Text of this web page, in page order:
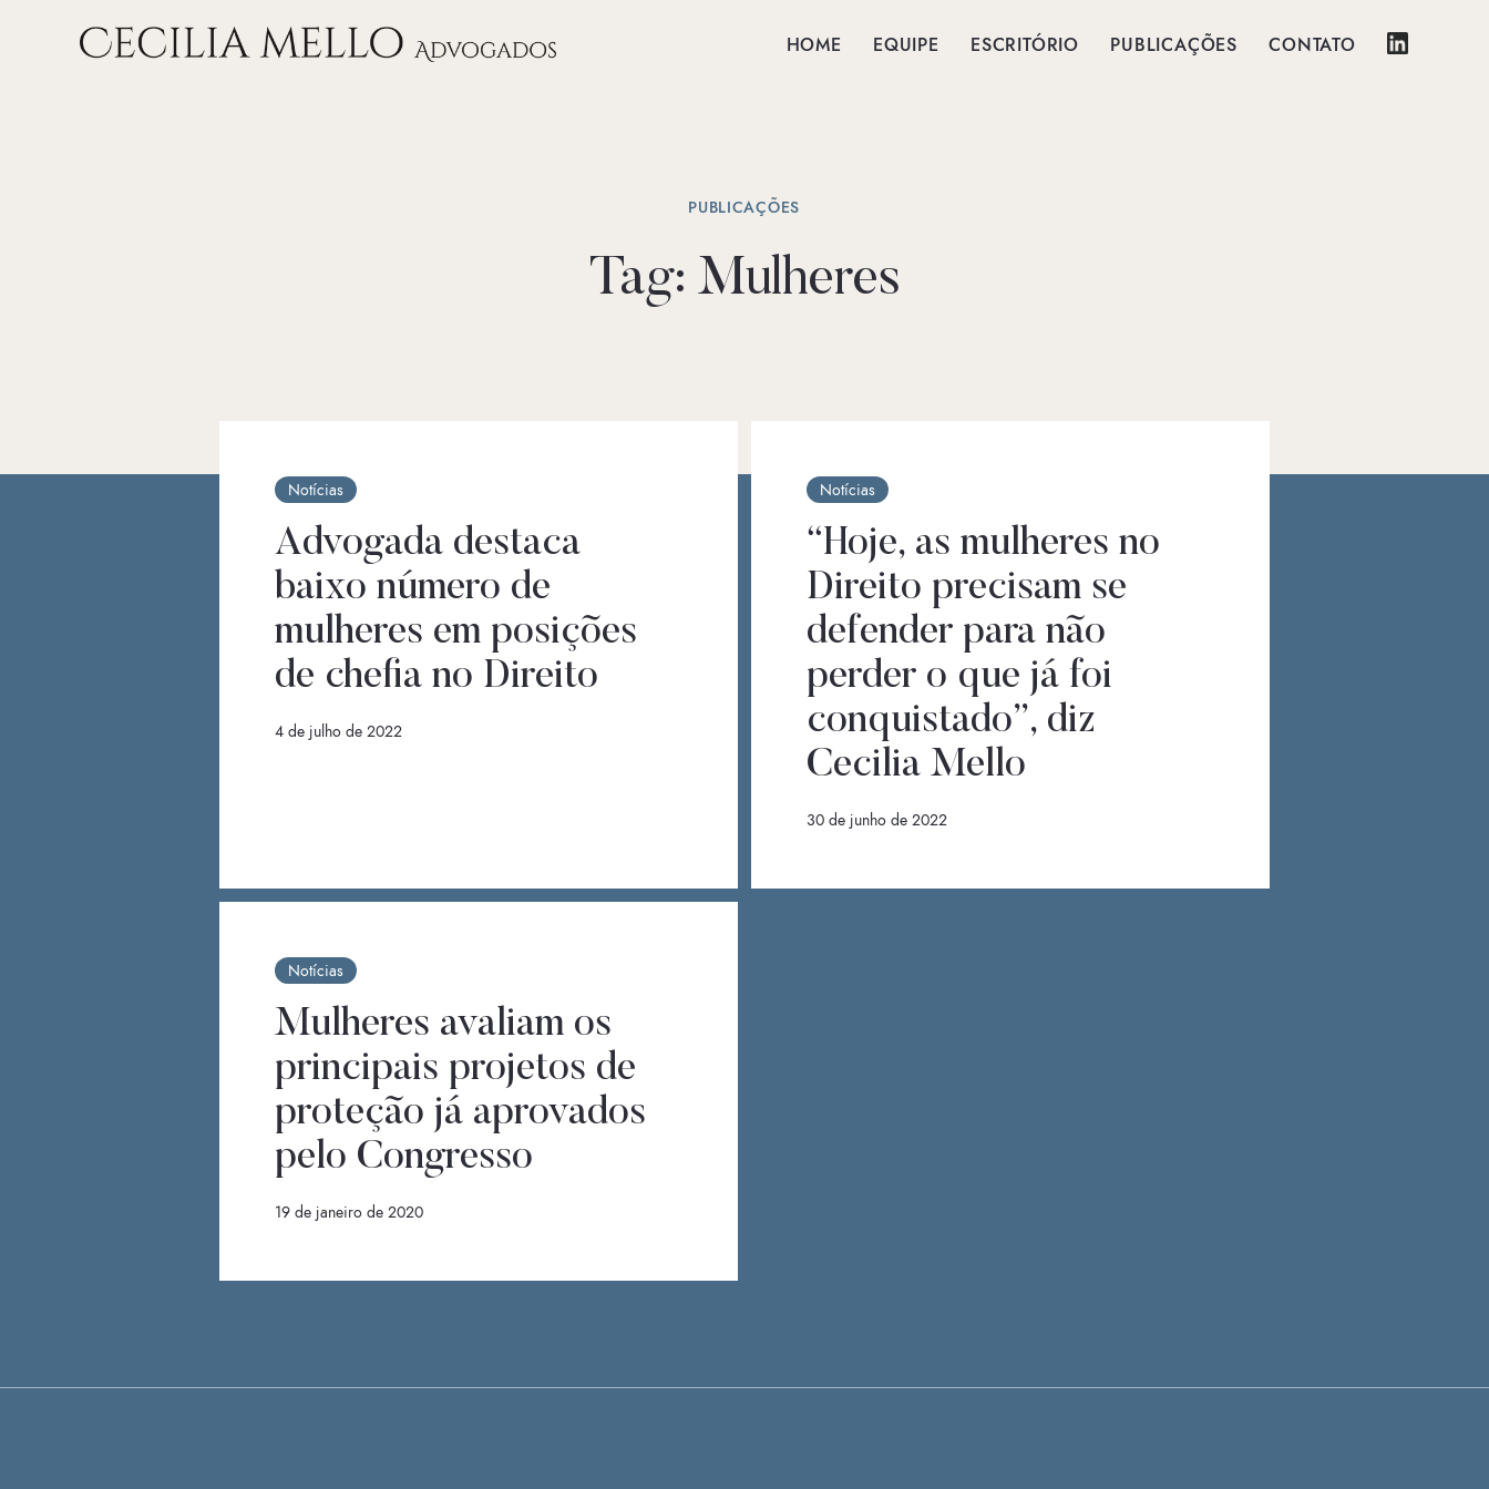
HOME EQUIPE ESCRITÓRIO PUBLICAÇÕES CONTATO
PUBLICAÇÕES
Tag:Mulheres
Notícias
Advogada destaca
baixo número de
mulheres em posições
de chefia no Direito
4 de julho de 2022
Notícias
“Hoje, as mulheres no
Direito precisam se
defender para não
perder o que já foi
conquistado”, diz
Cecilia Mello
30 de junho de 2022
Notícias
Mulheres avaliam os
principais projetos de
proteção já aprovados
pelo Congresso
19 de janeiro de 2020